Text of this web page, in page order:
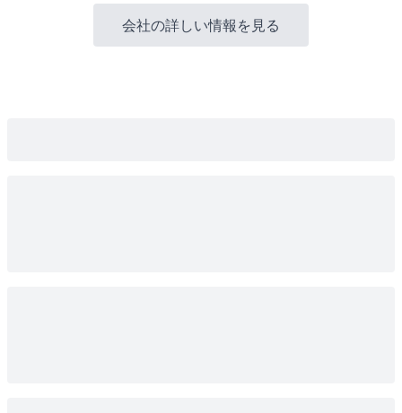
会社の詳しい情報を見る